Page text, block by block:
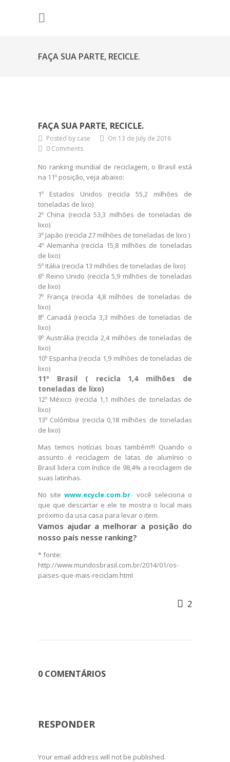
FAÇA SUA PARTE, RECICLE.
FAÇA SUA PARTE, RECICLE.
Posted by case
On 13 de July de 2016
0 Comments
No ranking mundial de reciclagem, o Brasil está
na 11º posição, veja abaixo:
1º Estados Unidos (recicla 55,2 milhões de
toneladas de lixo)
2º China (recicla 53,3 milhões de toneladas de
lixo)
3º Japão (recicla 27 milhões de toneladas de lixo )
4º Alemanha (recicla 15,8 milhões de toneladas
de lixo)
5º Itália (recicla 13 milhões de toneladas de lixo)
6º Reino Unido (recicla 5,9 milhões de toneladas
de lixo)
7º França (recicla 4,8 milhões de toneladas de
lixo)
8º Canadá (recicla 3,3 milhões de toneladas de
lixo)
9º Austrália (recicla 2,4 milhões de toneladas de
lixo)
10º Espanha (recicla 1,9 milhões de toneladas de
lixo)
11º Brasil ( recicla 1,4 milhões de
toneladas de lixo)
12º México (recicla 1,1 milhões de toneladas de
lixo)
13º Colômbia (recicla 0,18 milhões de toneladas
de lixo)
Mas temos notícias boas também!!! Quando o
assunto é reciclagem de latas de alumínio o
Brasil lidera com índice de 98,4% a reciclagem de
suas latinhas.
No site www.ecycle.com.br
você seleciona o
que que descartar e ele te mostra o local mais
próximo da usa casa para levar o item.
Vamos ajudar a melhorar a posição do
nosso país nesse ranking?
* fonte:
http://www.mundosbrasil.com.br/2014/01/os-
paises-que-mais-reciclam.html
2
0 COMENTÁRIOS
RESPONDER
Your email address will not be published.